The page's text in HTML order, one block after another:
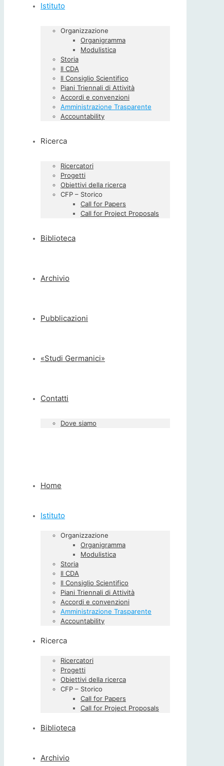
Istituto
Organizzazione
Organigramma
Modulistica
Storia
Il CDA
Il Consiglio Scientifico
Piani Triennali di Attività
Accordi e convenzioni
Amministrazione Trasparente
Accountability
Ricerca
Ricercatori
Progetti
Obiettivi della ricerca
CFP – Storico
Call for Papers
Call for Project Proposals
Biblioteca
Archivio
Pubblicazioni
«Studi Germanici»
Contatti
Dove siamo
Home
Istituto
Organizzazione
Organigramma
Modulistica
Storia
Il CDA
Il Consiglio Scientifico
Piani Triennali di Attività
Accordi e convenzioni
Amministrazione Trasparente
Accountability
Ricerca
Ricercatori
Progetti
Obiettivi della ricerca
CFP – Storico
Call for Papers
Call for Project Proposals
Biblioteca
Archivio